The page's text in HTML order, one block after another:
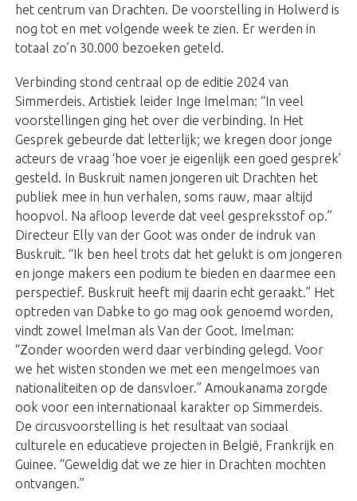
het centrum van Drachten. De voorstelling in Holwerd is
nog tot en met volgende week te zien. Er werden in
totaal zo’n 30.000 bezoeken geteld.
Verbinding stond centraal op de editie 2024 van
Simmerdeis. Artistiek leider Inge Imelman: “In veel
voorstellingen ging het over die verbinding. In Het
Gesprek gebeurde dat letterlijk; we kregen door jonge
acteurs de vraag ‘hoe voer je eigenlijk een goed gesprek’
gesteld. In Buskruit namen jongeren uit Drachten het
publiek mee in hun verhalen, soms rauw, maar altijd
hoopvol. Na afloop leverde dat veel gespreksstof op.”
Directeur Elly van der Goot was onder de indruk van
Buskruit. “Ik ben heel trots dat het gelukt is om jongeren
en jonge makers een podium te bieden en daarmee een
perspectief. Buskruit heeft mij daarin echt geraakt.” Het
optreden van Dabke to go mag ook genoemd worden,
vindt zowel Imelman als Van der Goot. Imelman:
“Zonder woorden werd daar verbinding gelegd. Voor
we het wisten stonden we met een mengelmoes van
nationaliteiten op de dansvloer.” Amoukanama zorgde
ook voor een internationaal karakter op Simmerdeis.
De circusvoorstelling is het resultaat van sociaal
culturele en educatieve projecten in België, Frankrijk en
Guinee. “Geweldig dat we ze hier in Drachten mochten
ontvangen.”